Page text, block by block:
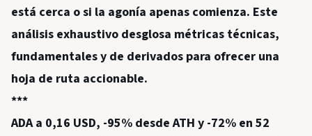
está cerca o si la agonía apenas comienza. Este
análisis exhaustivo desglosa métricas técnicas,
fundamentales y de derivados para ofrecer una
hoja de ruta accionable.
***
ADA a 0,16 USD, -95% desde ATH y -72% en 52